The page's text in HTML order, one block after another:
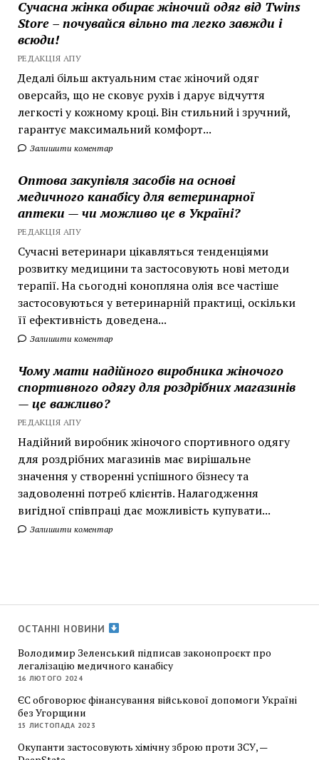
Сучасна жінка обирає жіночий одяг від Twins
Store – почувайся вільно та легко завжди і
всюди!
РЕДАКЦІЯ АПУ
Дедалі більш актуальним стає жіночий одяг
оверсайз, що не сковує рухів і дарує відчуття
легкості у кожному кроці. Він стильний і зручний,
гарантує максимальний комфорт...
Залишити коментар
Оптова закупівля засобів на основі
медичного канабісу для ветеринарної
аптеки — чи можливо це в Україні?
РЕДАКЦІЯ АПУ
Сучасні ветеринари цікавляться тенденціями
розвитку медицини та застосовують нові методи
терапії. На сьогодні конопляна олія все частіше
застосовуються у ветеринарній практиці, оскільки
її ефективність доведена...
Залишити коментар
Чому мати надійного виробника жіночого
спортивного одягу для роздрібних магазинів
— це важливо?
РЕДАКЦІЯ АПУ
Надійний виробник жіночого спортивного одягу
для роздрібних магазинів має вирішальне
значення у створенні успішного бізнесу та
задоволенні потреб клієнтів. Налагодження
вигідної співпраці дає можливість купувати...
Залишити коментар
ОСТАННІ НОВИНИ
Володимир Зеленський підписав законопроєкт про
легалізацію медичного канабісу
16 ЛЮТОГО 2024
ЄС обговорює фінансування військової допомоги Україні
без Угорщини
15 ЛИСТОПАДА 2023
Окупанти застосовують хімічну зброю проти ЗСУ, —